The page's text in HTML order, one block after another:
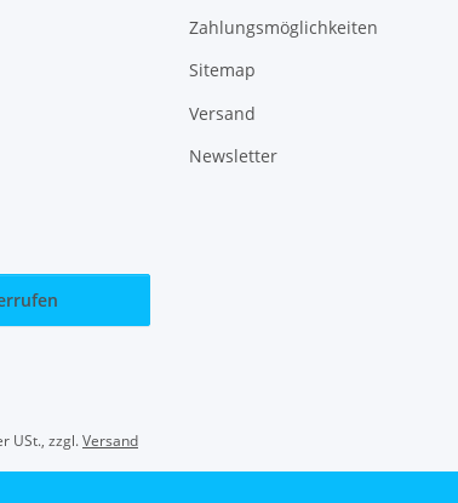
Zahlungsmöglichkeiten
Sitemap
Versand
Newsletter
USt., zzgl.Versand